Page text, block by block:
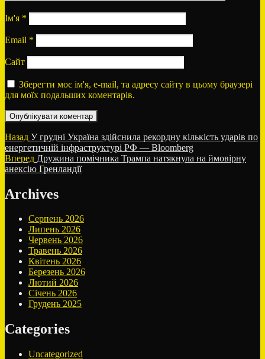
Ім'я *
Email *
Сайт
Зберегти моє ім'я, e-mail, та адресу сайту в цьому браузері
для моїх подальших коментарів.
Навігація
записів
Назад Попередній
запис:
У грудні Україна здійснила рекордну кількість ударів по
енергетичній інфраструктурі РФ — Bloomberg
Вперед Наступний
запис:
Дружина помічника Трампа натякнула на ймовірну
анексію Гренландії
Archives
Серпень 2026
Липень 2026
Червень 2026
Травень 2026
Квітень 2026
Березень 2026
Лютий 2026
Січень 2026
Грудень 2025
Categories
Uncategorized